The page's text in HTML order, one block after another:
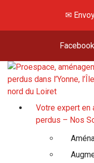
✉
Facebook
Hey, viens voir là-haut !
Votre expert en
perdus – Nos